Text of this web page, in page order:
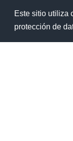
Este sitio utiliza
protección de